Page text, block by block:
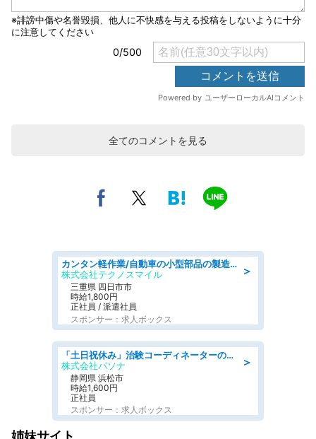
全てのコメントを見る
＞
カンタン軽作業/自動車の小型部品の製造オペレーター denso aichi
株式会社テクノスマイル
三重県 四日市市
時給1,800円
正社員 / 派遣社員
スポンサー：求人ボックス
＞
「土日祝休み」治験コーディネーターのお仕事/未経験OK
株式会社パソナ
静岡県 浜松市
時給1,600円
正社員
スポンサー：求人ボックス
姉妹サイト